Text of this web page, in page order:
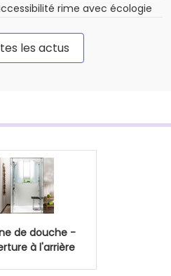
rime avec écologie
les actus
de douche -
à l'arrière